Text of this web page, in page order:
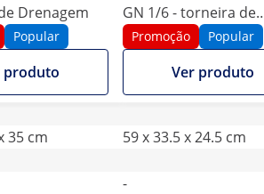
Drenagem
Popular
produto
GN 1/6 - torneira de
drenagem
Promoção Popular
Ver produto
35 cm 59 x 33.5 x 24.5 cm
-